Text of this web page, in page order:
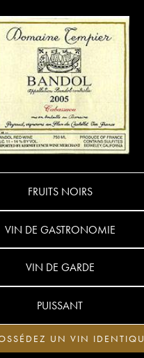
FRUITS NOIRS
VIN DE GASTRONOMIE
VIN DE GARDE
PUISSANT
UN VIN